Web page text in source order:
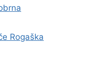
Rogaška